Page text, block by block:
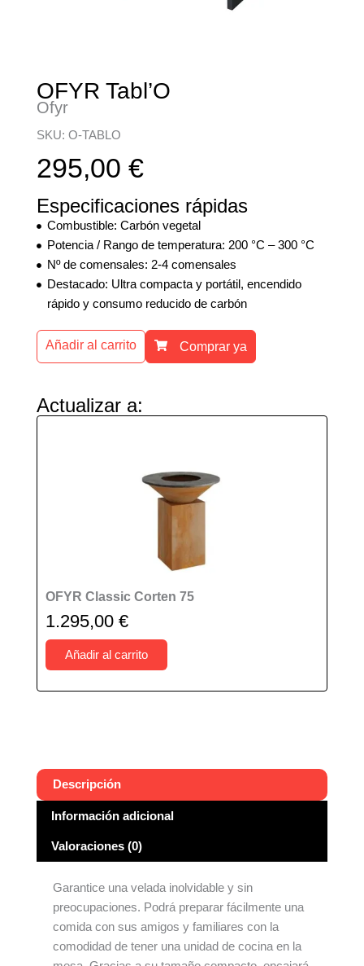
OFYR Tabl’O
Ofyr
SKU: O-TABLO
295,00 €
Especificaciones rápidas
Combustible: Carbón vegetal
Potencia / Rango de temperatura: 200 °C – 300 °C
Nº de comensales: 2-4 comensales
Destacado: Ultra compacta y portátil, encendido
rápido y consumo reducido de carbón
Añadir al carrito Comprar ya
Actualizar a:
OFYR Classic Corten 75
1.295,00 €
Añadir al carrito
Descripción
Información adicional
Valoraciones (0)
Garantice una velada inolvidable y sin
preocupaciones. Podrá preparar fácilmente una
comida con sus amigos y familiares con la
comodidad de tener una unidad de cocina en la